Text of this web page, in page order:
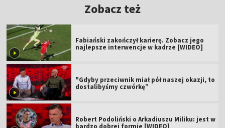
Zobacz też
Fabiański zakończył karierę. Zobacz jego
najlepsze interwencje w kadrze [WIDEO]
"Gdyby przeciwnik miał pół naszej okazji, to
dostalibyśmy czwórkę”
Robert Podoliński o Arkadiuszu Miliku: jest w
bardzo dobrej formie [WIDEO]